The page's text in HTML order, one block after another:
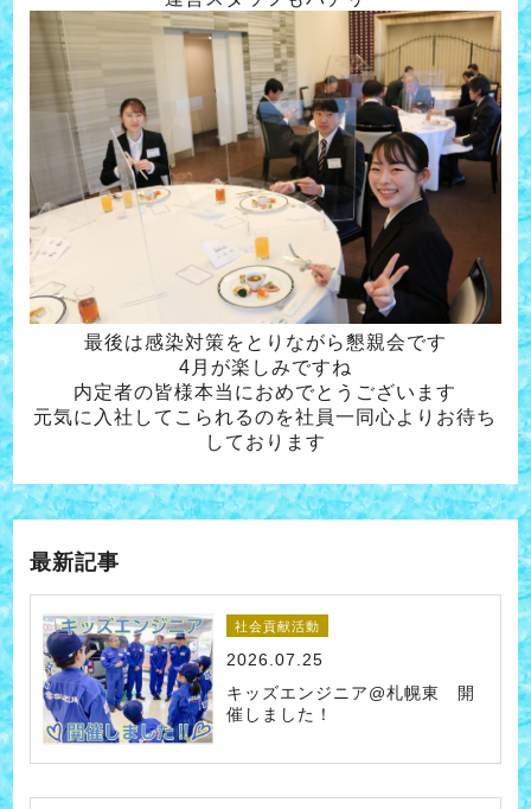
最後は感染対策をとりながら懇親会です
4月が楽しみですね
内定者の皆様本当におめでとうございます
元気に入社してこられるのを社員一同心よりお待ち
しております
最新記事
社会貢献活動
2026.07.25
キッズエンジニア@札幌東 開
催しました！